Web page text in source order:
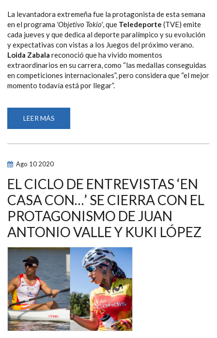
La levantadora extremeña fue la protagonista de esta semana
en el programa 'Objetivo Tokio', que Teledeporte (TVE) emite
cada jueves y que dedica al deporte paralímpico y su evolución
y expectativas con vistas a los Juegos del próximo verano.
Loida Zabala reconoció que ha vivido momentos
extraordinarios en su carrera, como “las medallas conseguidas
en competiciones internacionales”, pero considera que “el mejor
momento todavía está por llegar”.
LEER MÁS
ZABALA:
QUE
DE
MI
CARRERA
TODAVÍA
ESTÁ
POR
LLEGAR”
Ago 10 2020
EL CICLO DE ENTREVISTAS ‘EN
CASA CON…’ SE CIERRA CON EL
PROTAGONISMO DE JUAN
ANTONIO VALLE Y KUKI LÓPEZ